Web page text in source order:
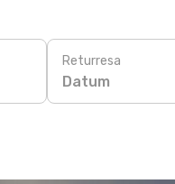
Returresa
Datum